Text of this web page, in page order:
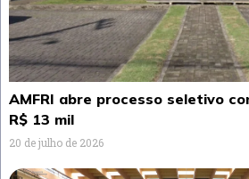
AMFRI abre processo seletivo
R$ 13 mil
20 de julho de 2026